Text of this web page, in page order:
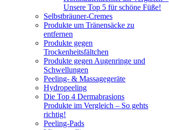
Unsere Top 5 für schöne Füße!
Selbstbräuner-Cremes
Produkte um Tränensäcke zu
entfernen
Produkte gegen
Trockenheitsfältchen
Produkte gegen Augenringe und
Schwellungen
Peeling- & Massagegeräte
Hydropeeling
Die Top 4 Dermabrasions
Produkte im Vergleich – So gehts
richtig!
Peeling-Pads